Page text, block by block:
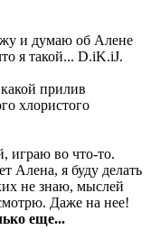
и думаю об Алене
я такой... D.iK.iJ.
какой прилив
хлористого
, играю во что-то.
Алена, я буду делать
не знаю, мыслей
Даже на нее!
еще...